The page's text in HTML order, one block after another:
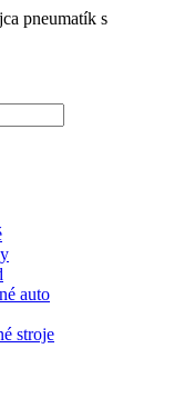
pneumatík s
auto
stroje